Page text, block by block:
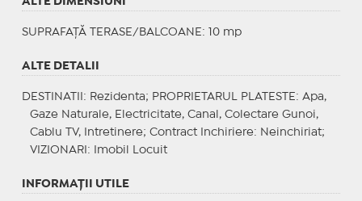
SUPRAFAȚĂ TERASE/BALCOANE: 10 mp
ALTE DETALII
DESTINATII : Rezidenta; PROPRIETARUL PLATESTE : Apa,
Gaze Naturale, Electricitate, Canal, Colectare Gunoi,
Cablu TV, Intretinere; Contract Inchiriere: Neinchiriat;
VIZIONARI : Imobil Locuit
INFORMAŢII UTILE